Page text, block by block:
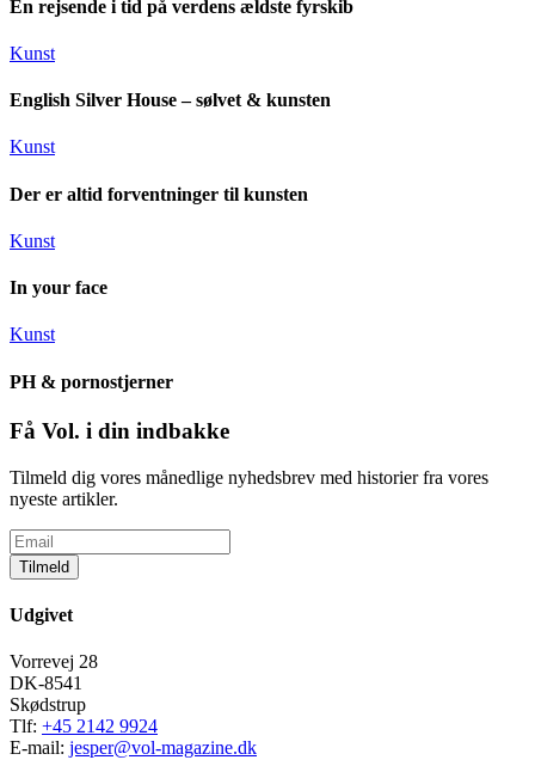
En rejsende i tid på verdens ældste fyrskib
Kunst
English Silver House – sølvet & kunsten
Kunst
Der er altid forventninger til kunsten
Kunst
In your face
Kunst
PH & pornostjerner
Få Vol. i din indbakke
Tilmeld dig vores månedlige nyhedsbrev med historier fra vores
nyeste artikler.
Tilmeld
Udgivet
Vorrevej 28
DK-8541
Skødstrup
Tlf: +45 2142 9924
E-mail: jesper@vol-magazine.dk